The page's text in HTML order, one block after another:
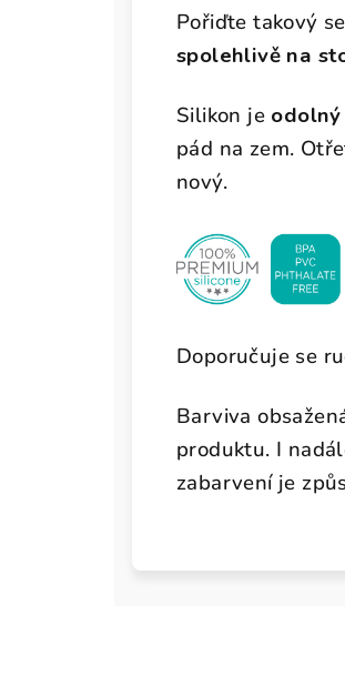
Pořiďte takový
spolehlivě na
Silikon je
pád na zem.
nový.
Doporučuje se
Barviva
produktu. I
zabarvení je